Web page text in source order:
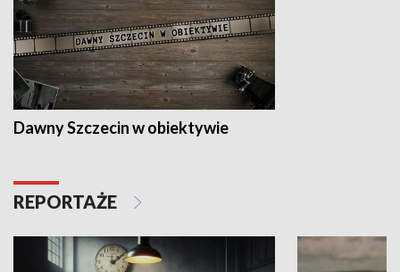
Dawny Szczecin w obiektywie
REPORTAŻE